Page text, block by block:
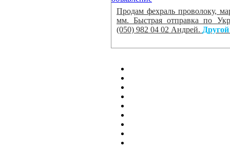
Продам фехраль проволоку,
мм. Быстрая отправка по
(050) 982 04 02 Андрей.